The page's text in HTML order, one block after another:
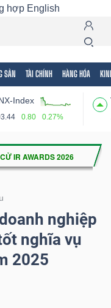
hợp English
SẢN TÀI CHÍNH HÀNG HÓA
Index
0.80 0.27%
nghiệp
nghĩa vụ
2025
chứng khoán